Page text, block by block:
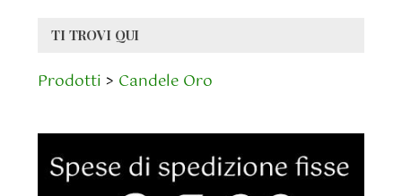
TI TROVI QUI
Prodotti > Candele Oro